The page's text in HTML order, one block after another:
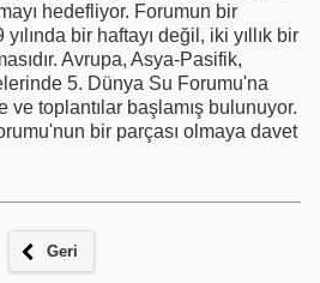
hedefliyor. Forumun bir
bir haftayı değil, iki yıllık bir
Avrupa, Asya-Pasifik,
5. Dünya Su Forumu'na
ve toplantılar başlamış bulunuyor.
bir parçası olmaya davet
Geri